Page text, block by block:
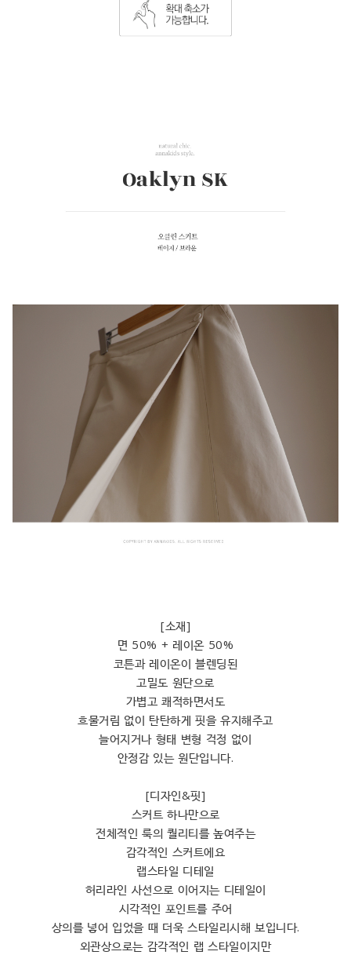
[소재]
면 50% + 레이온 50%
코튼과 레이온이 블렌딩된
고밀도 원단으로
가볍고 쾌적하면서도
흐물거림 없이 탄탄하게 핏을 유지해주고
늘어지거나 형태 변형 걱정 없이
안정감 있는 원단입니다.
[디자인&핏]
스커트 하나만으로
전체적인 룩의 퀄리티를 높여주는
감각적인 스커트에요
랩스타일 디테일
허리라인 사선으로 이어지는 디테일이
시각적인 포인트를 주어
상의를 넣어 입었을 때 더욱 스타일리시해 보입니다.
외관상으로는 감각적인 랩 스타일이지만